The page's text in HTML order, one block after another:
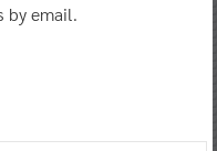
by email.